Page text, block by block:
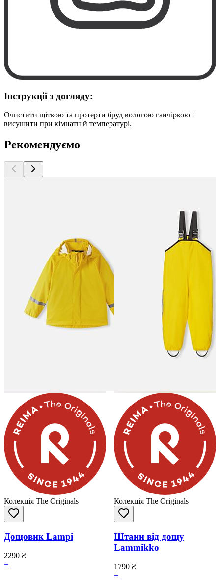
Інструкції з догляду:
Очистити щіткою та протерти бруд вологою ганчіркою і
висушити при кімнатній температурі.
Рекомендуємо
Колекція The Originals
Дощовик Lampi
2290 ₴
+
Колекція The Originals
Штани від дощу
Lammikko
1790 ₴
+